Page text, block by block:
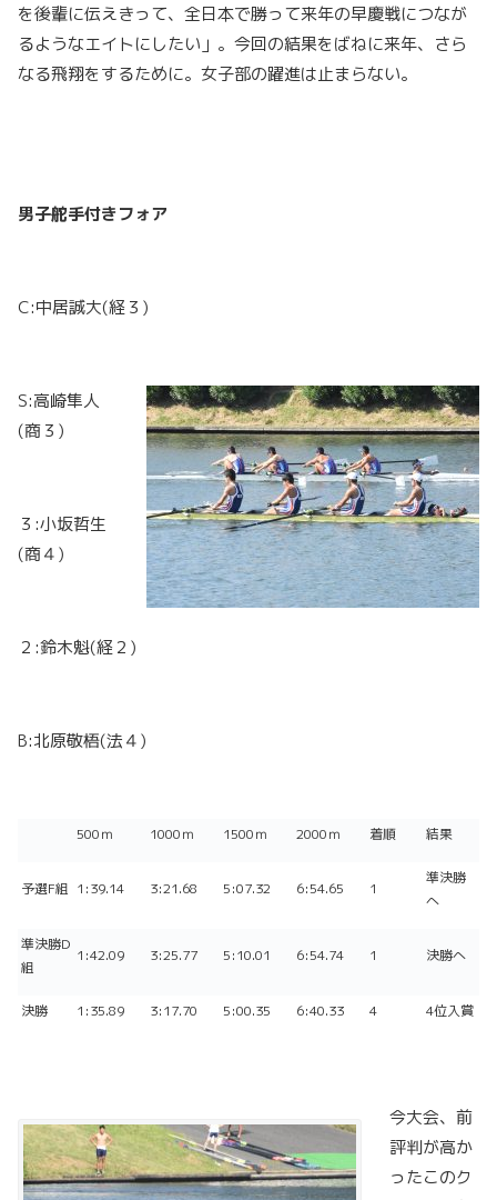
を後輩に伝えきって、全日本で勝って来年の早慶戦につなが
るようなエイトにしたい」。今回の結果をばねに来年、さら
なる飛翔をするために。女子部の躍進は止まらない。
男子舵手付きフォア
C:中居誠大(経３)
S:高崎隼人
(商３)
３:小坂哲生
(商４)
２:鈴木魁(経２)
B:北原敬梧(法４)
500ｍ 1000ｍ 1500ｍ 2000ｍ 着順 結果
予選F組 1:39.14 3:21.68 5:07.32 6:54.65 1
準決勝
へ
準決勝D
組
1:42.09 3:25.77 5:10.01 6:54.74 1 決勝へ
決勝 1:35.89 3:17.70 5:00.35 6:40.33 4 4位入賞
今大会、前
評判が高か
ったこのク